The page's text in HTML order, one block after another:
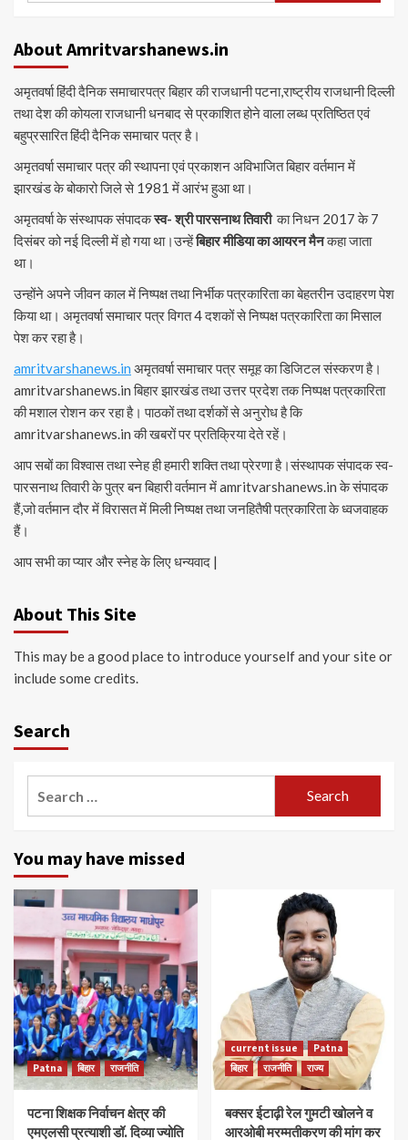
About Amritvarshanews.in
अमृतवर्षा हिंदी दैनिक समाचारपत्र बिहार की राजधानी पटना,राष्ट्रीय राजधानी दिल्ली
तथा देश की कोयला राजधानी धनबाद से प्रकाशित होने वाला लब्ध प्रतिष्ठित एवं
बहुप्रसारित हिंदी दैनिक समाचार पत्र है।
अमृतवर्षा समाचार पत्र की स्थापना एवं प्रकाशन अविभाजित बिहार वर्तमान में
झारखंड के बोकारो जिले से 1981 में आरंभ हुआ था।
अमृतवर्षा के संस्थापक संपादकस्व- श्री पारसनाथ तिवारीका निधन 2017 के 7
दिसंबर को नई दिल्ली में हो गया था।उन्हेंबिहार मीडिया का आयरन मैनकहा जाता
था।
उन्होंने अपने जीवन काल में निष्पक्ष तथा निर्भीक पत्रकारिता का बेहतरीन उदाहरण पेश
किया था। अमृतवर्षा समाचार पत्र विगत 4 दशकों से निष्पक्ष पत्रकारिता का मिसाल
पेश कर रहा है।
amritvarshanews.in अमृतवर्षा समाचार पत्र समूह का डिजिटल संस्करण है।
amritvarshanews.in बिहार झारखंड तथा उत्तर प्रदेश तक निष्पक्ष पत्रकारिता
की मशाल रोशन कर रहा है। पाठकों तथा दर्शकों से अनुरोध है कि
amritvarshanews.in की खबरों पर प्रतिक्रिया देते रहें।
आप सबों का विश्वास तथा स्नेह ही हमारी शक्ति तथा प्रेरणा है।संस्थापक संपादक स्व-
पारसनाथ तिवारी के पुत्र बन बिहारी वर्तमान में amritvarshanews.in के संपादक
हैं,जो वर्तमान दौर में विरासत में मिली निष्पक्ष तथा जनहितैषी पत्रकारिता के ध्वजवाहक
हैं।
आप सभी का प्यार और स्नेह के लिए धन्यवाद |
About This Site
This may be a good place to introduce yourself and your site or
include some credits.
Search
You may have missed
Patna बिहार राजनीति
पटना शिक्षक निर्वाचन क्षेत्र की
एमएलसी प्रत्याशी डॉ. दिव्या ज्योति
current issue
Patna
बिहार
राजनीति राज्य
बक्सर ईटाढ़ी रेल गुमटी खोलने व
आरओबी मरम्मतीकरण की मांग कर